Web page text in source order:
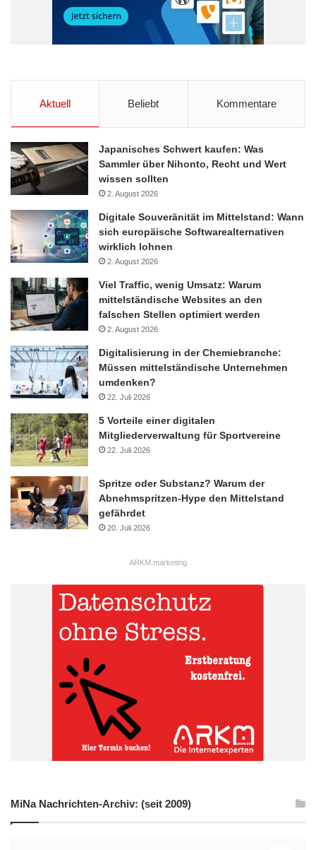
Aktuell Beliebt Kommentare
Japanisches Schwert kaufen: Was
Sammler über Nihonto, Recht und Wert
wissen sollten
2. August 2026
Digitale Souveränität im Mittelstand: Wann
sich europäische Softwarealternativen
wirklich lohnen
2. August 2026
Viel Traffic, wenig Umsatz: Warum
mittelständische Websites an den
falschen Stellen optimiert werden
2. August 2026
Digitalisierung in der Chemiebranche:
Müssen mittelständische Unternehmen
umdenken?
22. Juli 2026
5 Vorteile einer digitalen
Mitgliederverwaltung für Sportvereine
22. Juli 2026
Spritze oder Substanz? Warum der
Abnehmspritzen-Hype den Mittelstand
gefährdet
20. Juli 2026
ARKM.marketing
MiNa Nachrichten-Archiv: (seit 2009)